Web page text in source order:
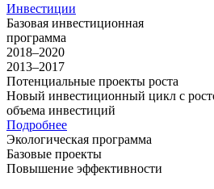
Инвестиции
Базовая инвестиционная
программа
2018–2020
2013–2017
Потенциальные проекты роста
Новый инвестиционный цикл с
объема инвестиций
Подробнее
Экологическая программа
Базовые проекты
Повышение эффективности